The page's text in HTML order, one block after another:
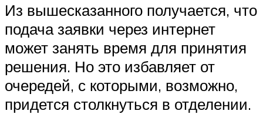
Из вышесказанного получается, что
подача заявки через интернет
может занять время для принятия
решения. Но это избавляет от
очередей, с которыми, возможно,
придется столкнуться в отделении.